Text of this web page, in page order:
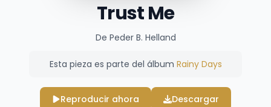
Trust Me
De Peder B. Helland
Esta pieza es parte del álbum Rainy Days
Reproducir ahora
Descargar